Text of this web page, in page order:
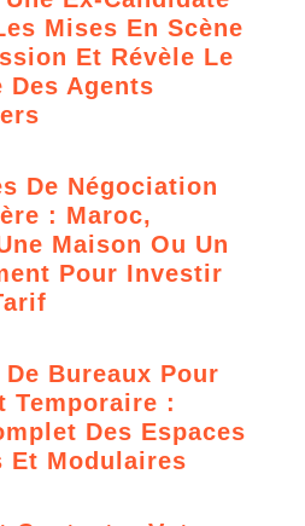
Mises En Scène
Et Révèle Le
Des Agents
De Négociation
: Maroc,
Maison Ou Un
Pour Investir
Bureaux Pour
Temporaire :
Des Espaces
Et Modulaires